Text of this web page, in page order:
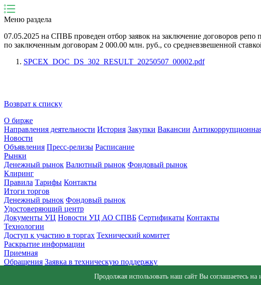
Меню раздела
07.05.2025 на СПВБ проведен отбор заявок на заключение договоров репо
по заключенным договорам 2 000.00 млн. руб., со средневзвешенной
SPCEX_DOC_DS_302_RESULT_20250507_00002.pdf
Возврат к списку
О бирже
Направления деятельности История Закупки Вакансии
Новости
Объявления Пресс-релизы Расписание
Рынки
Денежный рынок Валютный рынок Фондовый рынок
Клиринг
Правила Тарифы Контакты
Итоги торгов
Денежный рынок Фондовый рынок
Удостоверяющий центр
Документы УЦ Новости УЦ АО СПВБ Сертификаты Контакты
Технологии
Доступ к участию в торгах Технический комитет
Раскрытие информации
Приемная
Обращения Заявка в техническую поддержку
info@spvb.ruПродолжая использовать наш сайт Вы соглашаетесь